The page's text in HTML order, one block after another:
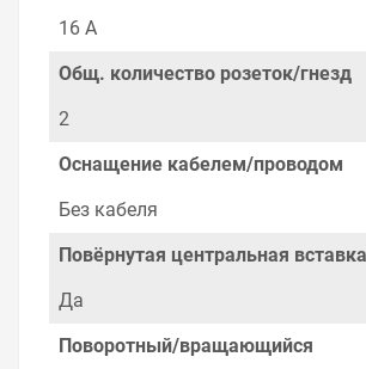
доставку в Ваш город или прямо к
выбирать из того, что предлагают, а не
что нужно, что хочется.
выявлен, то возврат товара
соответствии с Законом Российской
защите прав потребителя». Это не
Правила, согласно которым
очень простые. Мы просто заменяем
товар на то, который соответствует
возвращаем деньги.
Наличие Блок на 2 гнезда 2П+З плоский
16 А
Общ. количество розеток/гнезд
2
Оснащение кабелем/проводом
Без кабеля
Повёрнутая центральная вставка
Да
Поворотный/вращающийся